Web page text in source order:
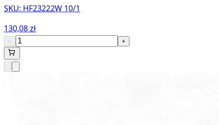
SKU: HF23222W 10/1
130,08 zł
− +